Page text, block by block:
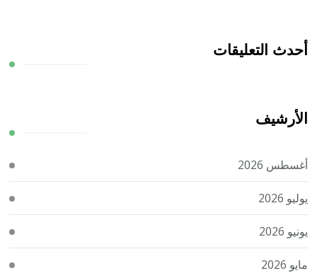
أحدث التعليقات
الأرشيف
أغسطس 2026
يوليو 2026
يونيو 2026
مايو 2026